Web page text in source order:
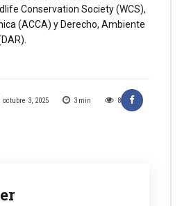
octubre 3, 2025 3 min 8
Conservation Society (WCS),
(ACCA) y Derecho, Ambiente